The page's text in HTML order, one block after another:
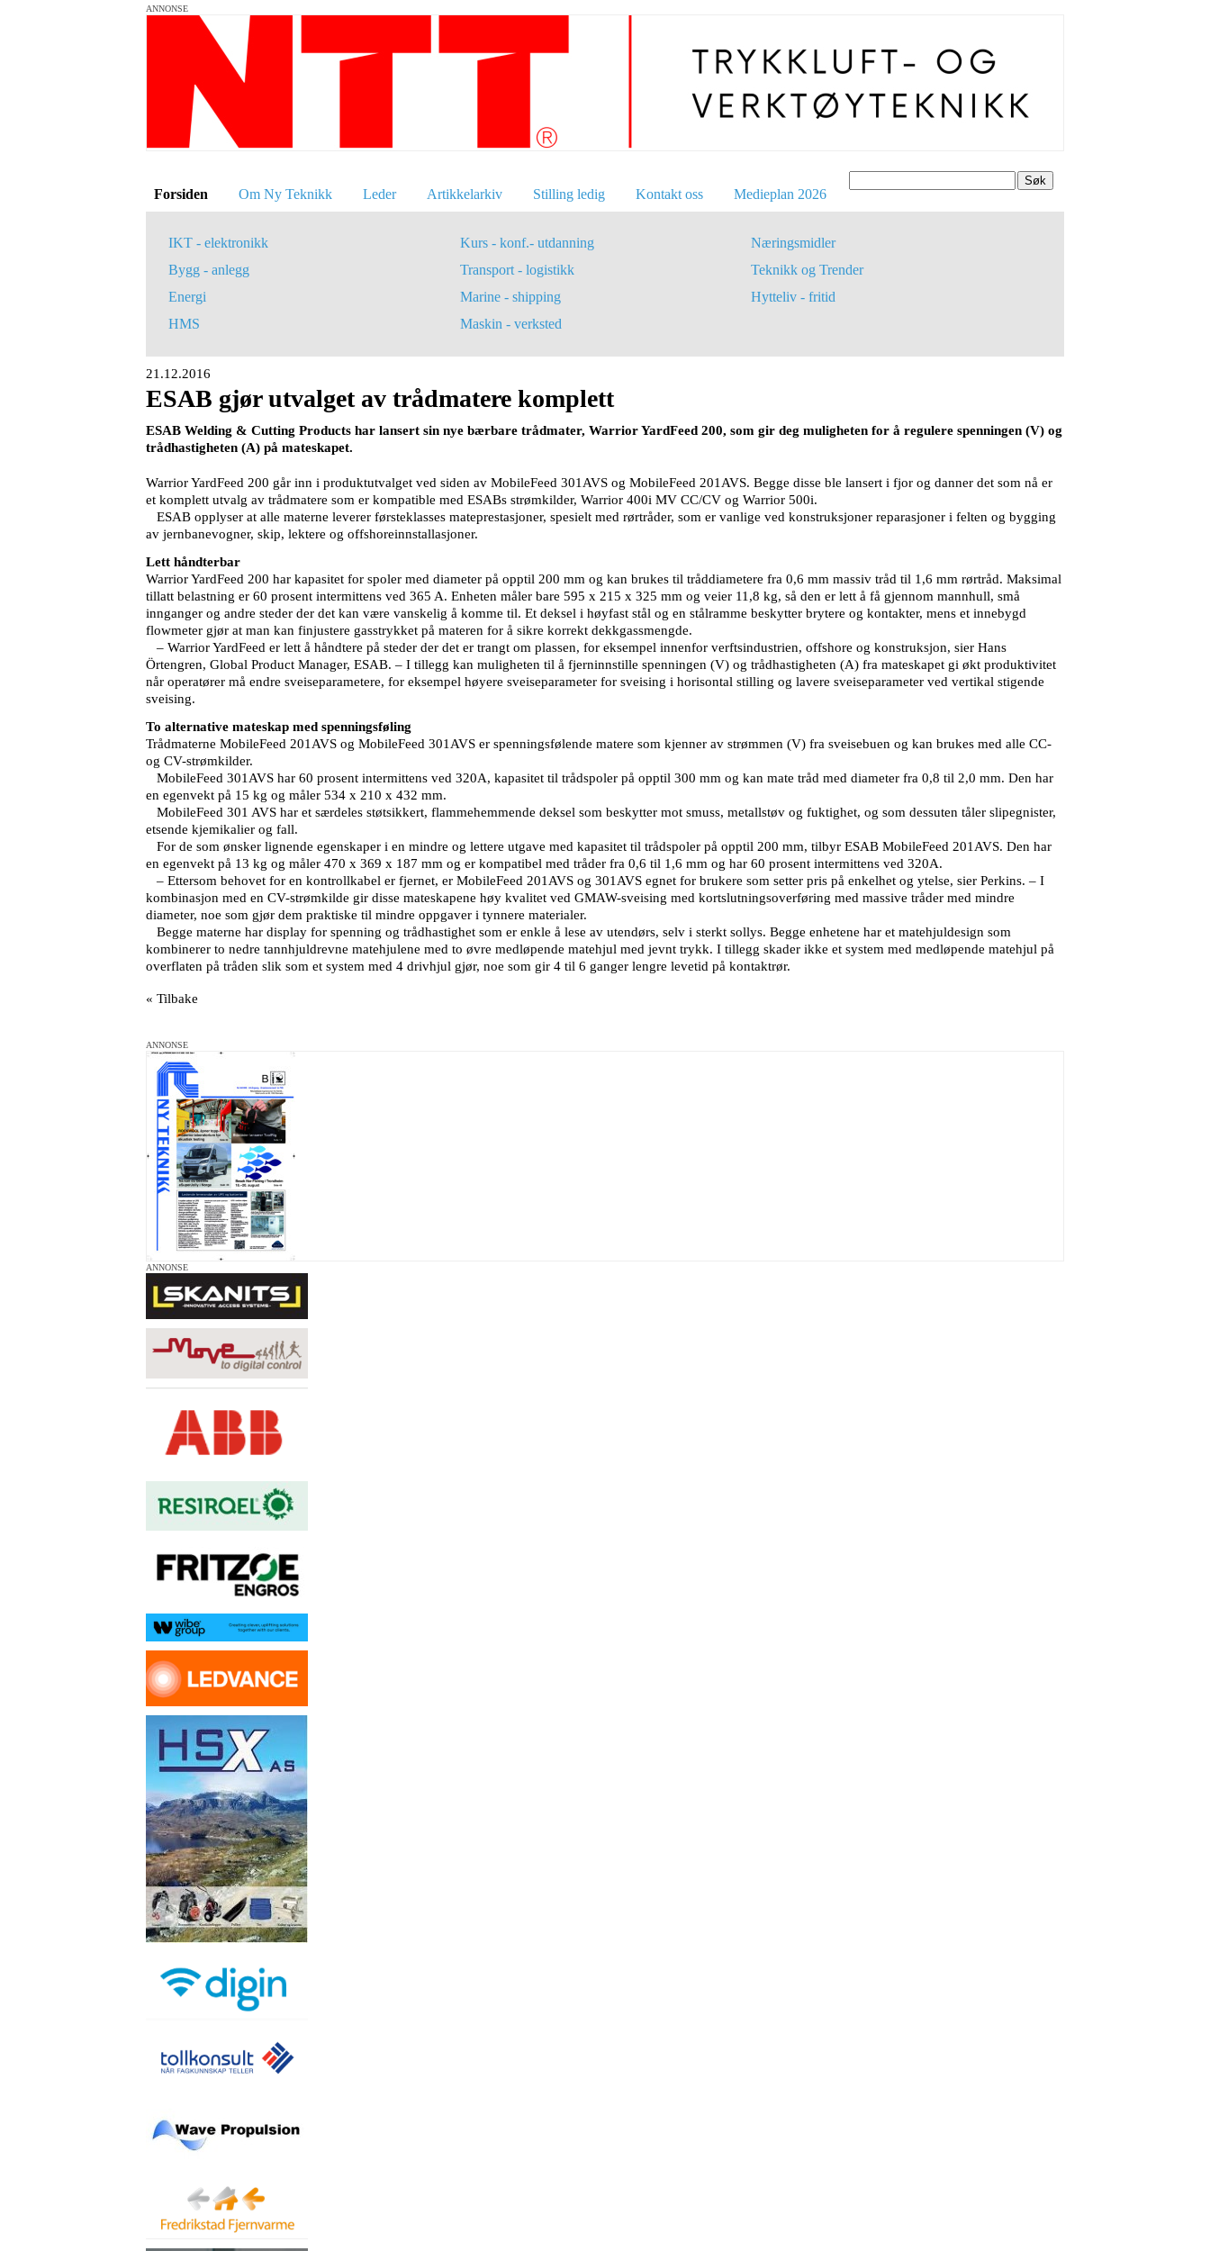
ANNONSE
Søk
Forsiden Om Ny Teknikk Leder Artikkelarkiv Stilling ledig Kontakt oss Medieplan 2026
IKT - elektronikk
Bygg - anlegg
Energi
HMS
Kurs - konf.- utdanning
Transport - logistikk
Marine - shipping
Maskin - verksted
Næringsmidler
Teknikk og Trender
Hytteliv - fritid
21.12.2016
ESAB gjør utvalget av trådmatere komplett
ESAB Welding & Cutting Products har lansert sin nye bærbare trådmater, Warrior YardFeed 200, som gir deg muligheten for å regulere spenningen (V) og
trådhastigheten (A) på mateskapet.
Warrior YardFeed 200 går inn i produktutvalget ved siden av MobileFeed 301AVS og MobileFeed 201AVS. Begge disse ble lansert i fjor og danner det som nå er
et komplett utvalg av trådmatere som er kompatible med ESABs strømkilder, Warrior 400i MV CC/CV og Warrior 500i.
ESAB opplyser at alle materne leverer førsteklasses mateprestasjoner, spesielt med rørtråder, som er vanlige ved konstruksjoner reparasjoner i felten og bygging
av jernbanevogner, skip, lektere og offshoreinnstallasjoner.
Lett håndterbar
Warrior YardFeed 200 har kapasitet for spoler med diameter på opptil 200 mm og kan brukes til tråddiametere fra 0,6 mm massiv tråd til 1,6 mm rørtråd. Maksimal
tillatt belastning er 60 prosent intermittens ved 365 A. Enheten måler bare 595 x 215 x 325 mm og veier 11,8 kg, så den er lett å få gjennom mannhull, små
innganger og andre steder der det kan være vanskelig å komme til. Et deksel i høyfast stål og en stålramme beskytter brytere og kontakter, mens et innebygd
flowmeter gjør at man kan finjustere gasstrykket på materen for å sikre korrekt dekkgassmengde.
– Warrior YardFeed er lett å håndtere på steder der det er trangt om plassen, for eksempel innenfor verftsindustrien, offshore og konstruksjon, sier Hans
Örtengren, Global Product Manager, ESAB. – I tillegg kan muligheten til å fjerninnstille spenningen (V) og trådhastigheten (A) fra mateskapet gi økt produktivitet
når operatører må endre sveiseparametere, for eksempel høyere sveiseparameter for sveising i horisontal stilling og lavere sveiseparameter ved vertikal stigende
sveising.
To alternative mateskap med spenningsføling
Trådmaterne MobileFeed 201AVS og MobileFeed 301AVS er spenningsfølende matere som kjenner av strømmen (V) fra sveisebuen og kan brukes med alle CC-
og CV-strømkilder.
MobileFeed 301AVS har 60 prosent intermittens ved 320A, kapasitet til trådspoler på opptil 300 mm og kan mate tråd med diameter fra 0,8 til 2,0 mm. Den har
en egenvekt på 15 kg og måler 534 x 210 x 432 mm.
MobileFeed 301 AVS har et særdeles støtsikkert, flammehemmende deksel som beskytter mot smuss, metallstøv og fuktighet, og som dessuten tåler slipegnister,
etsende kjemikalier og fall.
For de som ønsker lignende egenskaper i en mindre og lettere utgave med kapasitet til trådspoler på opptil 200 mm, tilbyr ESAB MobileFeed 201AVS. Den har
en egenvekt på 13 kg og måler 470 x 369 x 187 mm og er kompatibel med tråder fra 0,6 til 1,6 mm og har 60 prosent intermittens ved 320A.
– Ettersom behovet for en kontrollkabel er fjernet, er MobileFeed 201AVS og 301AVS egnet for brukere som setter pris på enkelhet og ytelse, sier Perkins. – I
kombinasjon med en CV-strømkilde gir disse mateskapene høy kvalitet ved GMAW-sveising med kortslutningsoverføring med massive tråder med mindre
diameter, noe som gjør dem praktiske til mindre oppgaver i tynnere materialer.
Begge materne har display for spenning og trådhastighet som er enkle å lese av utendørs, selv i sterkt sollys. Begge enhetene har et matehjuldesign som
kombinerer to nedre tannhjuldrevne matehjulene med to øvre medløpende matehjul med jevnt trykk. I tillegg skader ikke et system med medløpende matehjul på
overflaten på tråden slik som et system med 4 drivhjul gjør, noe som gir 4 til 6 ganger lengre levetid på kontaktrør.
« Tilbake
ANNONSE
ANNONSE